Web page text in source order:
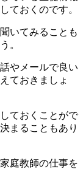
ておくのです。
いてみることも
。
やメールで良い
ておきましょ
ておくことがで
まることもあり
庭教師の仕事を